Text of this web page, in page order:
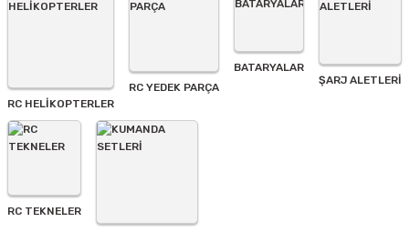
Gönder
RC HELİKOPTERLER
RC YEDEK PARÇA
BATARYALAR
ŞARJ ALETLERI
RC TEKNELER